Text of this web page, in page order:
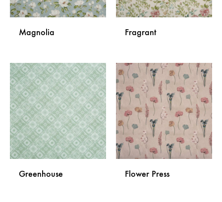
Magnolia
DODAJ
NA
LISTU
ŽELJA
Fragrant
NA
LISTU
ŽELJA
Greenhouse Flower Press